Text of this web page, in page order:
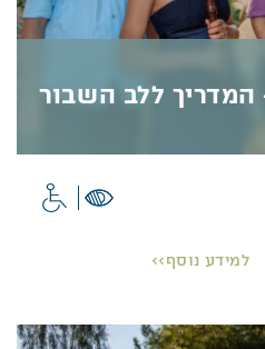
ללב השבור
ללב השבור
למסע דרך נקודות
טקסטים מקוריים מאת
למידע נוסף>>